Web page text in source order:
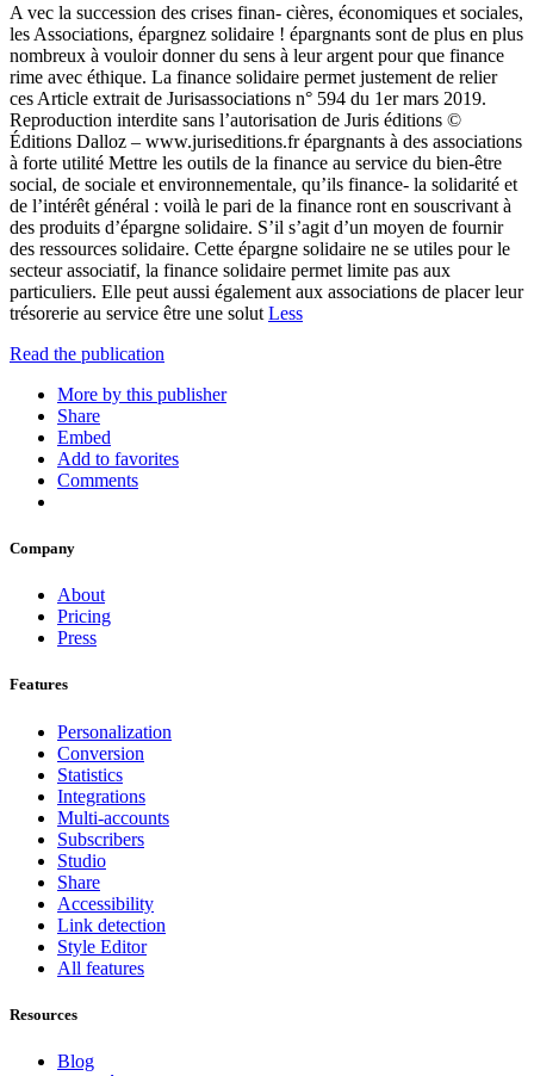
A vec la succession des crises finan- cières, économiques et sociales,
les Associations, épargnez solidaire ! épargnants sont de plus en plus
nombreux à vouloir donner du sens à leur argent pour que finance
rime avec éthique. La finance solidaire permet justement de relier
ces Article extrait de Jurisassociations n° 594 du 1er mars 2019.
Reproduction interdite sans l’autorisation de Juris éditions ©
Éditions Dalloz – www.juriseditions.fr épargnants à des associations
à forte utilité Mettre les outils de la finance au service du bien-être
social, de sociale et environnementale, qu’ils finance- la solidarité et
de l’intérêt général : voilà le pari de la finance ront en souscrivant à
des produits d’épargne solidaire. S’il s’agit d’un moyen de fournir
des ressources solidaire. Cette épargne solidaire ne se utiles pour le
secteur associatif, la finance solidaire permet limite pas aux
particuliers. Elle peut aussi également aux associations de placer leur
trésorerie au service être une solut Less
Read the publication
More by this publisher
Share
Embed
Add to favorites
Comments
Company
About
Pricing
Press
Features
Personalization
Conversion
Statistics
Integrations
Multi-accounts
Subscribers
Studio
Share
Accessibility
Link detection
Style Editor
All features
Resources
Blog